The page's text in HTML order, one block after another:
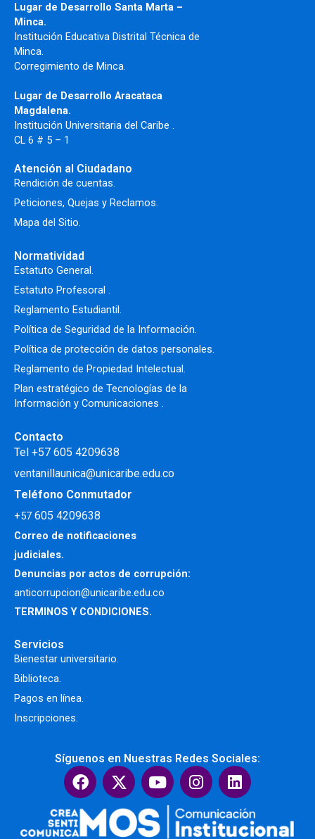
Lugar de Desarrollo Santa Marta –
Minca.
Institución Educativa Distrital Técnica de
Minca.
Corregimiento de Minca.
Lugar de Desarrollo Aracataca
Magdalena.
Institución Universitaria del Caribe .
CL 6 # 5 – 1
Atención al Ciudadano
Rendición de cuentas.
Peticiones, Quejas y Reclamos.
Mapa del Sitio.
Normatividad
Estatuto General.
Estatuto Profesoral .
Reglamento Estudiantil.
Política de Seguridad de la Información.
Política de protección de datos personales.
Reglamento de Propiedad Intelectual.
Plan estratégico de Tecnologías de la
Información y Comunicaciones .
Contacto
Tel +57 605 4209638
ventanillaunica@unicaribe.edu.co
Teléfono Conmutador
+57 605 4209638
Correo de notificaciones
judiciales.
Denuncias por actos de corrupción:
anticorrupcion@unicaribe.edu.co
TERMINOS Y CONDICIONES.
Servicios
Bienestar universitario.
Biblioteca.
Pagos en línea.
Inscripciones.
Síguenos en Nuestras Redes Sociales:
F
a
c
e
X
-
t
w
Y
o
u
t
I
n
s
t
L
i
n
k